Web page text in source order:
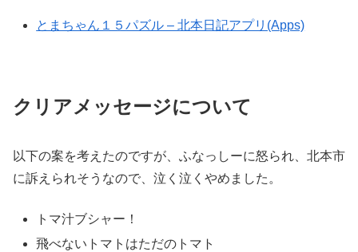
とまちゃん１５パズル – 北本日記アプリ(Apps)
クリアメッセージについて
以下の案を考えたのですが、ふなっしーに怒られ、北本市
に訴えられそうなので、泣く泣くやめました。
トマ汁ブシャー！
飛べないトマトはただのトマト